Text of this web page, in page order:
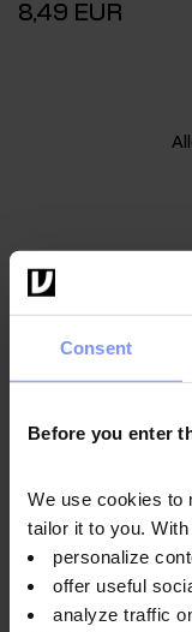
Consent
Before you enter
We use cookies to
tailor it to you.
personalize
offer useful
analyze traffic
8,49 EUR
FIT
Newsletter
* Einmaliger Coupon.